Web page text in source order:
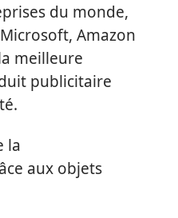
du monde,
Amazon
meilleure
publicitaire